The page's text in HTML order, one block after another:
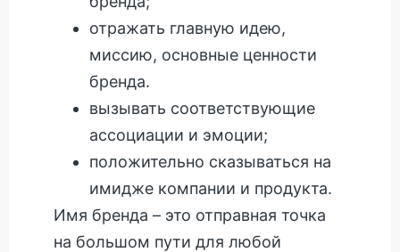
отражать главную идею,
миссию, основные ценности
бренда.
вызывать соответствующие
ассоциации и эмоции;
положительно сказываться на
имидже компании и продукта.
Имя бренда – это отправная точка
на большом пути для любой